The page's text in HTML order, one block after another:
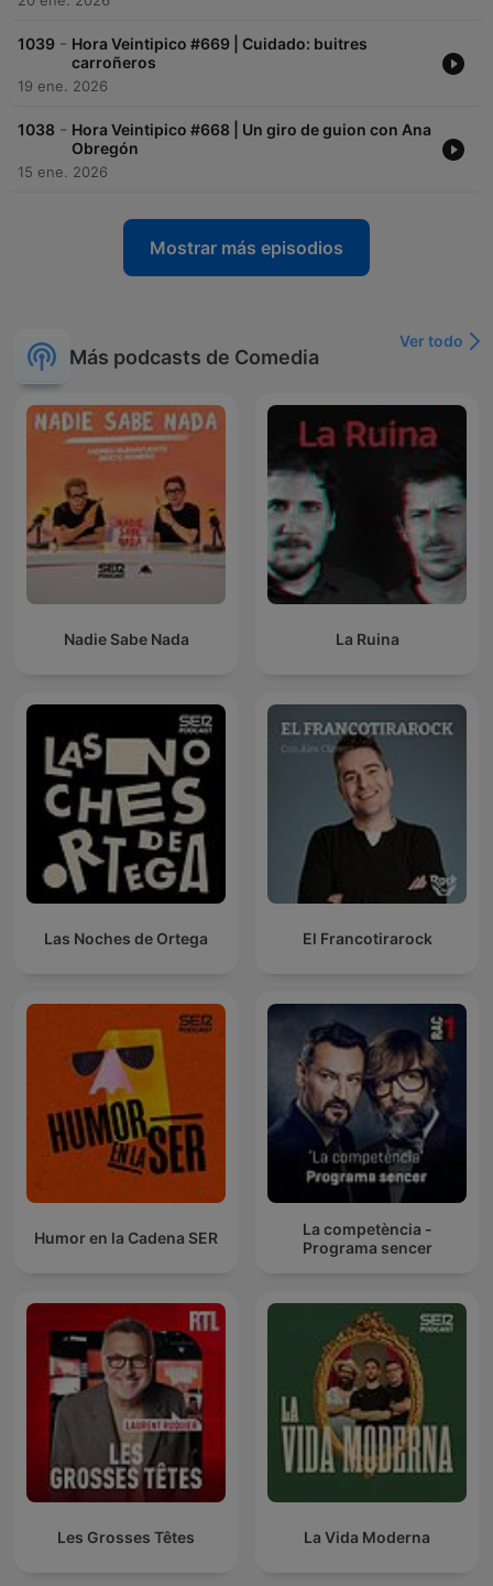
1039 - Hora Veintipico #669 | Cuidado: buitres
carroñeros
19 ene. 2026
1038 - Hora Veintipico #668 | Un giro de guion con Ana
Obregón
15 ene. 2026
Mostrar más episodios
Más podcasts de Comedia
Ver todo
Nadie Sabe Nada La Ruina
Las Noches de Ortega El Francotirarock
Humor en la Cadena SER
La competència -
Programa sencer
Les Grosses Têtes La Vida Moderna